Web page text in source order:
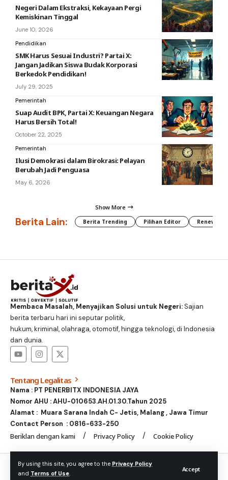
By using this site, you agree to the Privacy Policy
and Terms of Use.
Accept
Negeri Dalam Ekstraksi, Kekayaan Pergi
Kemiskinan Tinggal
June 10, 2026
Pendidikan
SMK Harus Sesuai Industri? Partai X:
Jangan Jadikan Siswa Budak Korporasi
Berkedok Pendidikan!
July 29, 2025
Pemerintah
Suap Audit BPK, Partai X: Keuangan Negara
Harus Bersih Total!
October 22, 2025
Pemerintah
Ilusi Demokrasi dalam Birokrasi: Pelayan
Berubah Jadi Penguasa
May 6, 2026
Show More
Berita Lain: Berita Trending Pilihan Editor
Membaca Masalah, Menyajikan Solusi untuk Negeri:Sajian
berita terbaru hari ini seputar politik,
hukum, kriminal, olahraga, otomotif, hingga teknologi, di Indonesia
dan dunia.
Tentang Legalitas
Nama : PT PENERBITX INDONESIA JAYA
Nomor AHU : AHU-010653.AH.01.30.Tahun 2025
Alamat : Muara Sarana Indah C- Jetis, Malang , Jawa Timur
Contact Person : 0816-633-250
Beriklan dengan kami Privacy Policy Cookie Policy
© Foxiz News Network. Ruby Design Company. All Rights